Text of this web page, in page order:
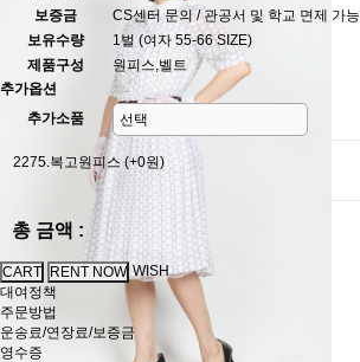
보증금
CS센터 문의 / 관공서 및 학교 면제 가능
보유수량
1벌 (여자 55-66 SIZE)
제품구성
원피스,벨트
추가옵션
추가소품
2275.복고원피스 (+0원)
총 금액 :
WISH
대여정책
주문방법
운송료/연장료/보증금
영수증